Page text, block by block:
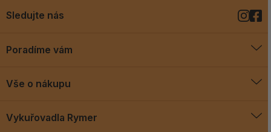
Poradíme vám
Blog
Vše o nákupu
Vykuřovadla Rymer
Sledujte nás